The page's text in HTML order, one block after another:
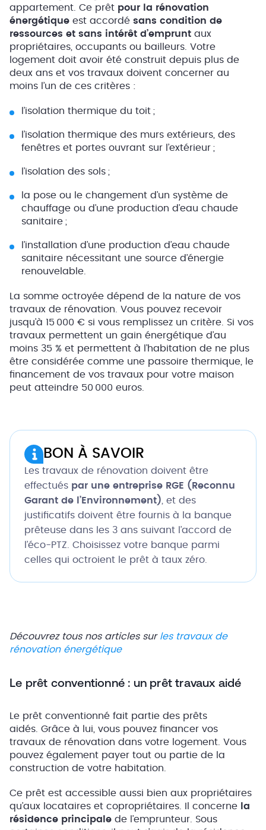
appartement. Ce prêt pour la rénovation
énergétique est accordé sans condition de
ressources et sans intérêt d’emprunt aux
propriétaires, occupants ou bailleurs. Votre
logement doit avoir été construit depuis plus de
deux ans et vos travaux doivent concerner au
moins l’un de ces critères :
l’isolation thermique du toit ;
l’isolation thermique des murs extérieurs, des
fenêtres et portes ouvrant sur l’extérieur ;
l’isolation des sols ;
la pose ou le changement d’un système de
chauffage ou d’une production d’eau chaude
sanitaire ;
l’installation d’une production d’eau chaude
sanitaire nécessitant une source d’énergie
renouvelable.
La somme octroyée dépend de la nature de vos
travaux de rénovation. Vous pouvez recevoir
jusqu’à 15 000 € si vous remplissez un critère. Si vos
travaux permettent un gain énergétique d’au
moins 35 % et permettent à l’habitation de ne plus
être considérée comme une passoire thermique, le
financement de vos travaux pour votre maison
peut atteindre 50 000 euros.
BON À SAVOIR
Les travaux de rénovation doivent être
effectués par une entreprise RGE (Reconnu
Garant de l’Environnement) , et des
justificatifs doivent être fournis à la banque
prêteuse dans les 3 ans suivant l’accord de
l’éco-PTZ. Choisissez votre banque parmi
celles qui octroient le prêt à taux zéro.
Découvrez tous nos articles sur les travaux de
rénovation énergétique
Le prêt conventionné : un prêt travaux aidé
Le prêt conventionné fait partie des prêts
aidés. Grâce à lui, vous pouvez financer vos
travaux de rénovation dans votre logement. Vous
pouvez également payer tout ou partie de la
construction de votre habitation.
Ce prêt est accessible aussi bien aux propriétaires
qu’aux locataires et copropriétaires. Il concerne la
résidence principale de l’emprunteur. Sous